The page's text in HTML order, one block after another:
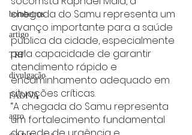
bombeiros
artigo
TRT
divulgação
FADIVA
agro
chegada do Samu representa um
avanço importante para a saúde
pública da cidade, especialmente
pela capacidade de garantir
atendimento rápido e
encaminhamento adequado em
situações críticas.
“A chegada do Samu representa
um fortalecimento fundamental